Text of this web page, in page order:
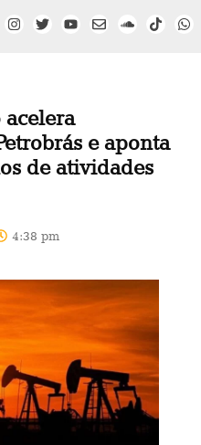
acelera
e aponta
de atividades
4:38 pm